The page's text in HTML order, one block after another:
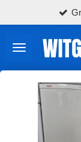
direct
naar
hoofdinhoud
vanaf 11:00 |